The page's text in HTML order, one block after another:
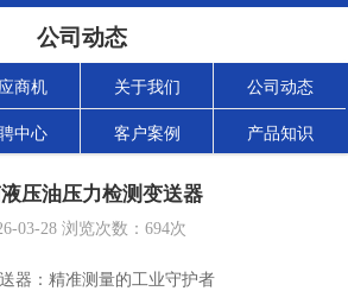
公司动态
商机 关于我们 公司动态
中心 客户案例 产品知识
压油压力检测变送器
03-28浏览次数： 694次
器：精准测量的工业守护者